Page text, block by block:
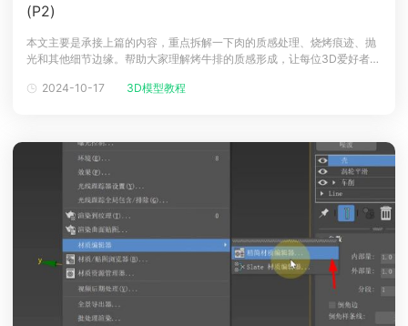
(P2)
本文主要是承接上篇的内容，重点拆解一下肉的质感处理、烧烤痕迹、抛
光和其他细节边缘。帮助大家理解烤牛排的质感形成，让每位3D爱好者都
基本形状部分从一个简单的圆锥体基元开始，我以此为基础创建了四个不
2024-10-17 3D模型教程